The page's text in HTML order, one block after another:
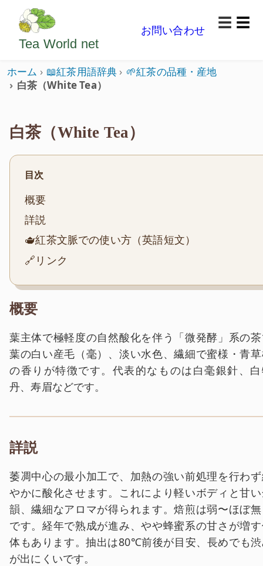
ようこそいらっしゃいました。どうぞごゆっくり楽
Tea World net
お問い合わせ
☰
ホーム 📖紅茶用語辞典
🌱紅茶の品種・産地
白茶（White Tea）
白茶（White Tea）
目次
概要
詳説
🫖紅茶文脈での使い方（英語短文）
🔗リンク
概要
葉主体で極軽度の自然酸化を伴う「微発酵」系の
葉の白い産毛（毫）、淡い水色、繊細で蜜様・青
の香りが特徴です。代表的なものは白毫銀針、
丹、寿眉などです。
詳説
萎凋中心の最小加工で、加熱の強い前処理を行わ
やかに酸化させます。これにより軽いボディと甘
韻、繊細なアロマが得られます。焙煎は弱〜ほぼ
です。経年で熟成が進み、やや蜂蜜系の甘さが増
体もあります。抽出は80℃前後が目安、長めでも
が出にくいです。